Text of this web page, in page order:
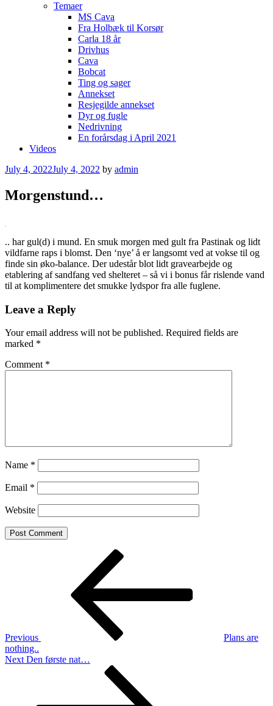
Temaer
MS Cava
Fra Holbæk til Korsør
Carla 18 år
Drivhus
Cava
Bobcat
Ting og sager
Annekset
Resjegilde annekset
Dyr og fugle
Nedrivning
En forårsdag i April 2021
Videos
Posted
July 4, 2022July 4, 2022 by admin
Morgenstund…
.. har gul(d) i mund. En smuk morgen med gult fra Pastinak og lidt
vildfarne raps i blomst. Den ‘nye’ å er langsomt ved at vokse til og
finde sin øko-balance. Der udestår blot lidt gravearbejde og
etablering af sandfang ved shelteret – så vi i bonus får rislende vand
til at komplimentere det smukke lydspor fra alle fuglene.
Leave a Reply
Your email address will not be published. Required fields are
marked *
Comment *
Name *
Email *
Website
Previous
Plans are
nothing..
Next
Next Den første nat…